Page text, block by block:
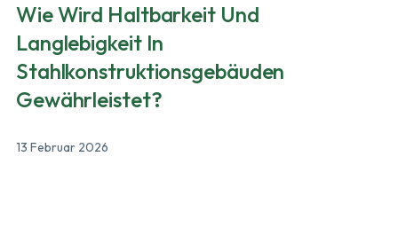
Wie Wird Haltbarkeit Und
Langlebigkeit In
Stahlkonstruktionsgebäuden
Gewährleistet?
13 Februar 2026